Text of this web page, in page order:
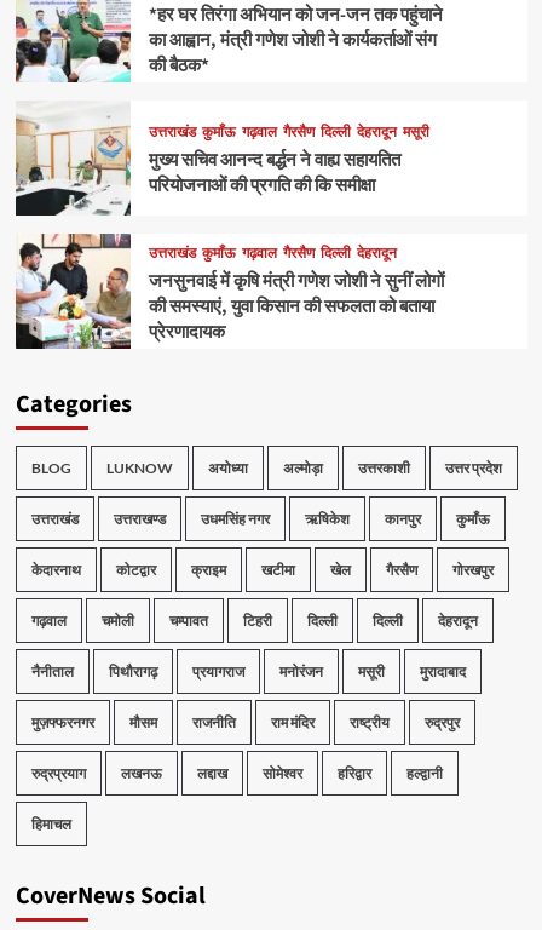
*हर घर तिरंगा अभियान को जन-जन तक पहुंचाने
का आह्वान, मंत्री गणेश जोशी ने कार्यकर्ताओं संग
की बैठक*
उत्तराखंड कुमाँऊ गढ़वाल गैरसैण दिल्ली देहरादून मसूरी
मुख्य सचिव आनन्द बर्द्धन ने वाह्य सहायतित
परियोजनाओं की प्रगति की कि समीक्षा
उत्तराखंड कुमाँऊ गढ़वाल गैरसैण दिल्ली देहरादून
जनसुनवाई में कृषि मंत्री गणेश जोशी ने सुनीं लोगों
की समस्याएं, युवा किसान की सफलता को बताया
प्रेरणादायक
Categories
BLOG LUKNOW अयोध्या अल्मोड़ा उत्तरकाशी उत्तर प्रदेश
उत्तराखंड उत्तराखण्ड उधमसिंह नगर ऋषिकेश कानपुर कुमाँऊ
केदारनाथ कोटद्वार क्राइम खटीमा खेल गैरसैण गोरखपुर
गढ़वाल चमोली चम्पावत टिहरी दिल्ली दिल्ली देहरादून
नैनीताल पिथौरागढ़ प्रयागराज मनोरंजन मसूरी मुरादाबाद
मुज़फ्फरनगर मौसम राजनीति राम मंदिर राष्ट्रीय रुद्रपुर
रुद्रप्रयाग लखनऊ लद्दाख सोमेश्वर हरिद्वार हल्द्वानी
हिमाचल
CoverNews Social